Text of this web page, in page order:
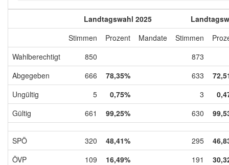
Landtagswahl 2025
Stimmen
Prozent Mandate Stimmen
Wahlberechtigt
850
873
Abgegeben
666 78,35% 633
Ungültig
5 0,75% 3
Gültig
661 99,25% 630
SPÖ 320 48,41% 295
ÖVP
109 16,49% 191